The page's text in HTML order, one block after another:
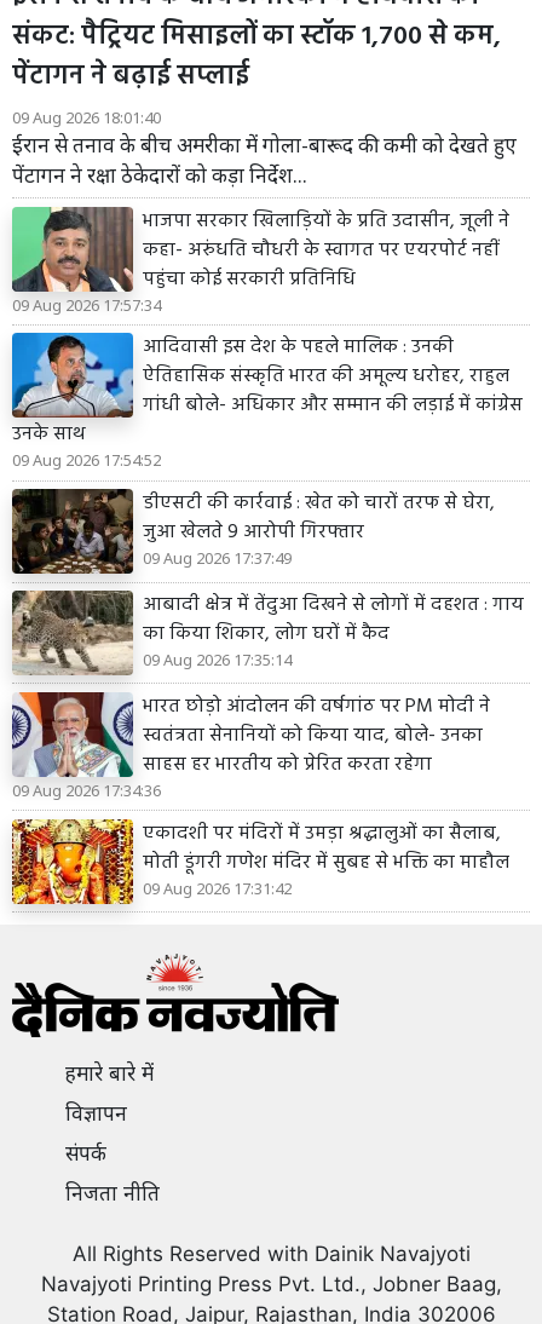
संकट: पैट्रियट मिसाइलों का स्टॉक 1,700 से कम,
पेंटागन ने बढ़ाई सप्लाई
09 Aug 2026 18:01:40
ईरान से तनाव के बीच अमरीका में गोला-बारूद की कमी को देखते हुए
पेंटागन ने रक्षा ठेकेदारों को कड़ा निर्देश...
भाजपा सरकार खिलाड़ियों के प्रति उदासीन, जूली ने
कहा- अरुंधति चौधरी के स्वागत पर एयरपोर्ट नहीं
पहुंचा कोई सरकारी प्रतिनिधि
09 Aug 2026 17:57:34
आदिवासी इस देश के पहले मालिक : उनकी
ऐतिहासिक संस्कृति भारत की अमूल्य धरोहर, राहुल
गांधी बोले- अधिकार और सम्मान की लड़ाई में कांग्रेस
उनके साथ
09 Aug 2026 17:54:52
डीएसटी की कार्रवाई : खेत को चारों तरफ से घेरा,
जुआ खेलते 9 आरोपी गिरफ्तार
09 Aug 2026 17:37:49
आबादी क्षेत्र में तेंदुआ दिखने से लोगों में दहशत : गाय
का किया शिकार, लोग घरों में कैद
09 Aug 2026 17:35:14
भारत छोड़ो आंदोलन की वर्षगांठ पर PM मोदी ने
स्वतंत्रता सेनानियों को किया याद, बोले- उनका
साहस हर भारतीय को प्रेरित करता रहेगा
09 Aug 2026 17:34:36
एकादशी पर मंदिरों में उमड़ा श्रद्धालुओं का सैलाब,
मोती डूंगरी गणेश मंदिर में सुबह से भक्ति का माहौल
09 Aug 2026 17:31:42
हमारे बारे में
विज्ञापन
संपर्क
निजता नीति
All Rights Reserved with Dainik Navajyoti
Navajyoti Printing Press Pvt. Ltd., Jobner Baag,
Station Road, Jaipur, Rajasthan, India 302006